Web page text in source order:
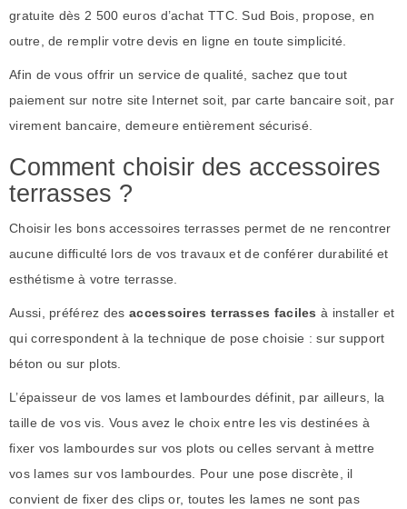
gratuite dès 2 500 euros d’achat TTC. Sud Bois, propose, en
outre, de remplir votre devis en ligne en toute simplicité.
Afin de vous offrir un service de qualité, sachez que tout
paiement sur notre site Internet soit, par carte bancaire soit, par
virement bancaire, demeure entièrement sécurisé.
Comment choisir des accessoires
terrasses ?
Choisir les bons accessoires terrasses permet de ne rencontrer
aucune difficulté lors de vos travaux et de conférer durabilité et
esthétisme à votre terrasse.
Aussi, préférez des accessoires terrasses faciles à installer et
qui correspondent à la technique de pose choisie : sur support
béton ou sur plots.
L’épaisseur de vos lames et lambourdes définit, par ailleurs, la
taille de vos vis. Vous avez le choix entre les vis destinées à
fixer vos lambourdes sur vos plots ou celles servant à mettre
vos lames sur vos lambourdes. Pour une pose discrète, il
convient de fixer des clips or, toutes les lames ne sont pas